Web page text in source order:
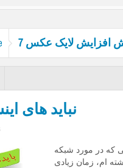
افزایش لایک عکس
نباید های
که در مورد شبکه
ام، زمان زیادی